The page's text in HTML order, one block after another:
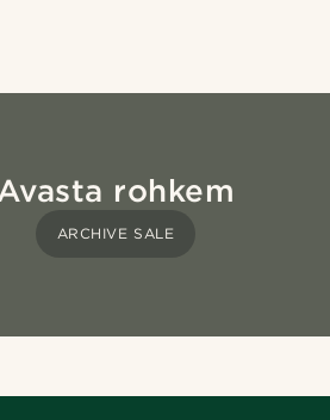
rohkem
ARCHIVE SALE